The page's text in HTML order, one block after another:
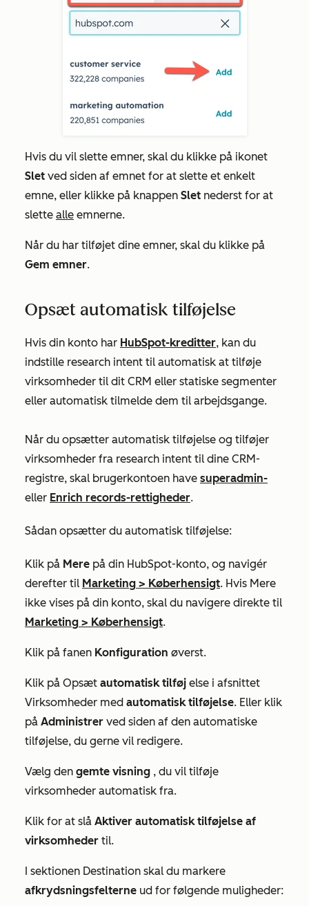
Hvis du vil slette emner, skal du klikke på ikonet
Slet ved siden af emnet for at slette et enkelt
emne, eller klikke på knappen Slet nederst for at
slette alle emnerne.
Når du har tilføjet dine emner, skal du klikke på
Gem emner.
Opsæt automatisk tilføjelse
Hvis din konto har HubSpot-kreditter, kan du
indstille research intent til automatisk at tilføje
virksomheder til dit CRM eller statiske segmenter
eller automatisk tilmelde dem til arbejdsgange.
Når du opsætter automatisk tilføjelse og tilføjer
virksomheder fra research intent til dine CRM-
registre, skal brugerkontoen have superadmin-
eller Enrich records-rettigheder.
Sådan opsætter du automatisk tilføjelse:
Klik på Mere på din HubSpot-konto, og navigér
derefter til Marketing > Køberhensigt. Hvis Mere
ikke vises på din konto, skal du navigere direkte til
Marketing > Køberhensigt.
Klik på fanen Konfiguration øverst.
Klik på Opsæt automatisk tilføj else i afsnittet
Virksomheder med automatisk tilføjelse. Eller klik
på Administrer ved siden af den automatiske
tilføjelse, du gerne vil redigere.
Vælg den gemte visning , du vil tilføje
virksomheder automatisk fra.
Klik for at slå Aktiver automatisk tilføjelse af
virksomheder til.
I sektionen Destination skal du markere
afkrydsningsfelterne ud for følgende muligheder: